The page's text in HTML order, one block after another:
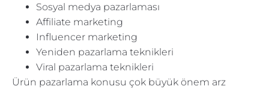
Sosyal medya pazarlaması
Affiliate marketing
Influencer marketing
Yeniden pazarlama teknikleri
Viral pazarlama teknikleri
Ürün pazarlama konusu çok büyük önem arz